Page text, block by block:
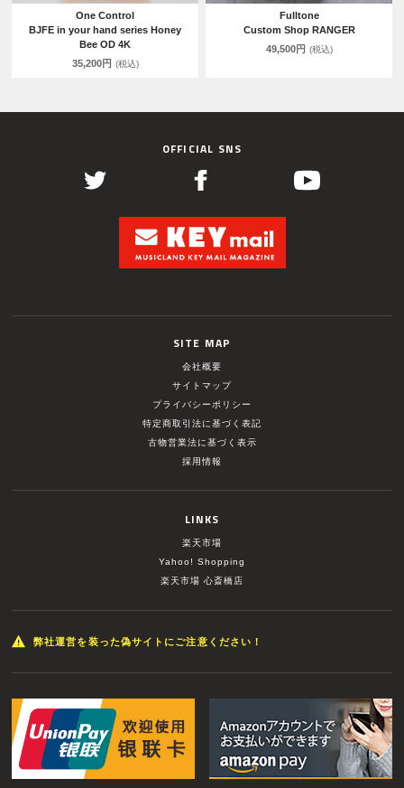
One Control
BJFE in your hand series Honey
Bee OD 4K
35,200円 (税込)
Fulltone
Custom Shop RANGER
49,500円 (税込)
OFFICIAL SNS
SITE MAP
会社概要
サイトマップ
プライバシーポリシー
特定商取引法に基づく表記
古物営業法に基づく表示
採用情報
LINKS
楽天市場
Yahoo! Shopping
楽天市場 心斎橋店
弊社運営を装った偽サイトにご注意ください！